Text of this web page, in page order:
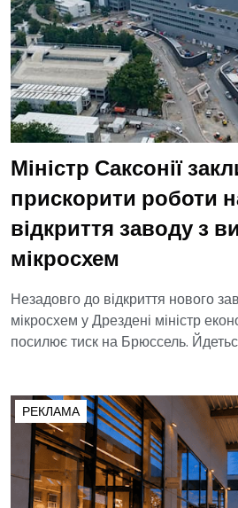
Міністр Саксонії
прискорити роботи
відкриття заводу з
мікросхем
Незадовго до відкриття нового
мікросхем у Дрездені міністр
посилює тиск на Брюссель.
РЕКЛАМА